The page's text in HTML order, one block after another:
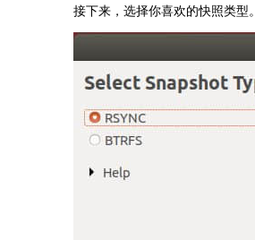
接下来，选择你喜欢的快照类型。